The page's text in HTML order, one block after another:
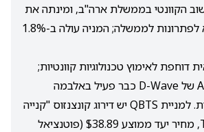
הקוונטי בממשלת ארה"ב, ומינתה את
ג'ק סירס לסגן נשיא לפתרונות לממשלה; המניה עולה ב-1.8%
לאימוץ טכנולוגיות קוונטיות;
מחשב Advantage2 של D-Wave כבר פעיל באלבמה
למשימות ממשלתיות. למניית QBTS יש דירוג קונצנזוס "קנייה
חזקה" ב-TipRanks, מחיר יעד ממוצע $38.89 (פוטנציאל